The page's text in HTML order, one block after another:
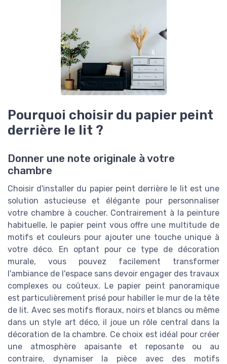
Pourquoi choisir du papier peint
derrière le lit ?
Donner une note originale à votre
chambre
Choisir d'installer du papier peint derrière le lit est une
solution astucieuse et élégante pour personnaliser
votre chambre à coucher. Contrairement à la peinture
habituelle, le papier peint vous offre une multitude de
motifs et couleurs pour ajouter une touche unique à
votre déco. En optant pour ce type de décoration
murale, vous pouvez facilement transformer
l'ambiance de l'espace sans devoir engager des travaux
complexes ou coûteux. Le papier peint panoramique
est particulièrement prisé pour habiller le mur de la tête
de lit. Avec ses motifs floraux, noirs et blancs ou même
dans un style art déco, il joue un rôle central dans la
décoration de la chambre. Ce choix est idéal pour créer
une atmosphère apaisante et reposante ou au
contraire, dynamiser la pièce avec des motifs